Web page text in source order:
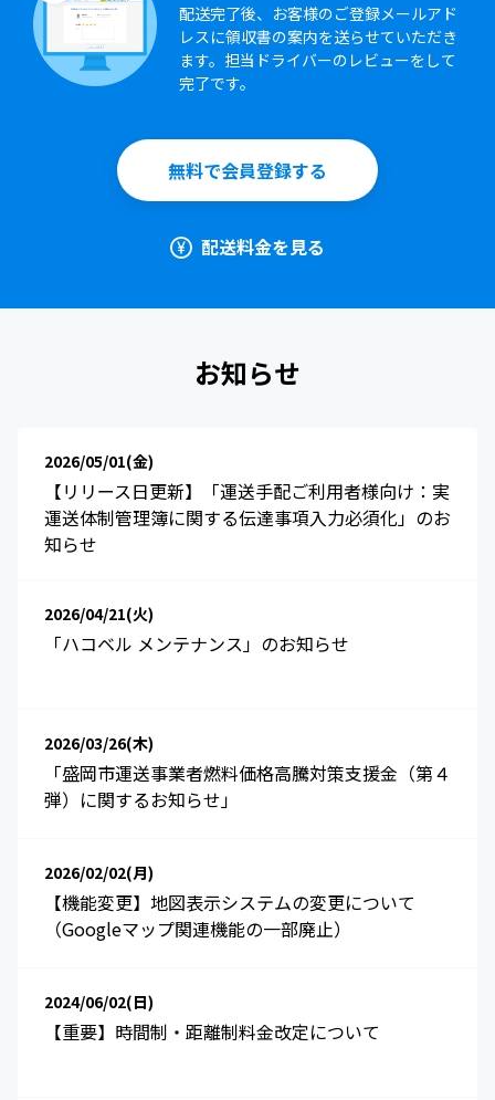
配送完了後、お客様のご登録メールアド
レスに領収書の案内を送らせていただき
ます。担当ドライバーのレビューをして
完了です。
無料で会員登録する
配送料金を見る
お知らせ
2026/05/01(金)
【リリース日更新】「運送手配ご利用者様向け：実
運送体制管理簿に関する伝達事項入力必須化」のお
知らせ
2026/04/21(火)
「ハコベル メンテナンス」のお知らせ
2026/03/26(木)
「盛岡市運送事業者燃料価格高騰対策支援金（第４
弾）に関するお知らせ」
2026/02/02(月)
【機能変更】地図表示システムの変更について
（Googleマップ関連機能の一部廃止）
2024/06/02(日)
【重要】時間制・距離制料金改定について